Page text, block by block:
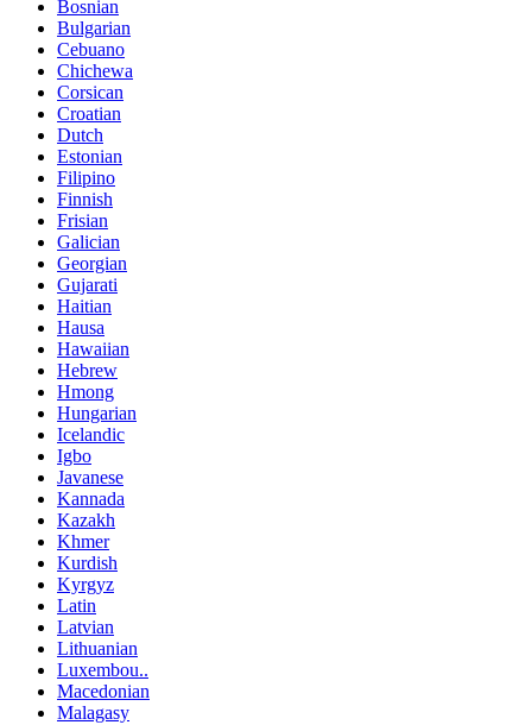
Bosnian
Bulgarian
Cebuano
Chichewa
Corsican
Croatian
Dutch
Estonian
Filipino
Finnish
Frisian
Galician
Georgian
Gujarati
Haitian
Hausa
Hawaiian
Hebrew
Hmong
Hungarian
Icelandic
Igbo
Javanese
Kannada
Kazakh
Khmer
Kurdish
Kyrgyz
Latin
Latvian
Lithuanian
Luxembou..
Macedonian
Malagasy